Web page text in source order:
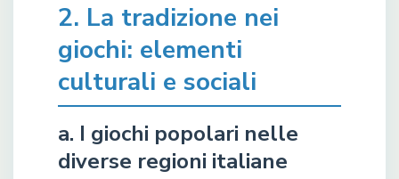
2. La tradizione nei
giochi: elementi
culturali e sociali
a. I giochi popolari nelle
diverse regioni italiane